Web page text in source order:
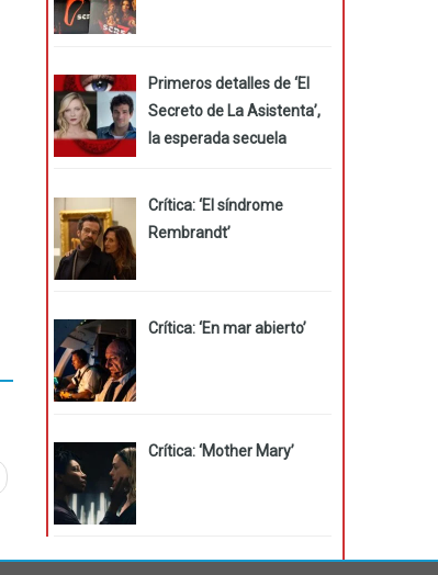
Primeros detalles de ‘El
Secreto de La Asistenta’,
la esperada secuela
Crítica: ‘El síndrome
Rembrandt’
Crítica: ‘En mar abierto’
Crítica: ‘Mother Mary’